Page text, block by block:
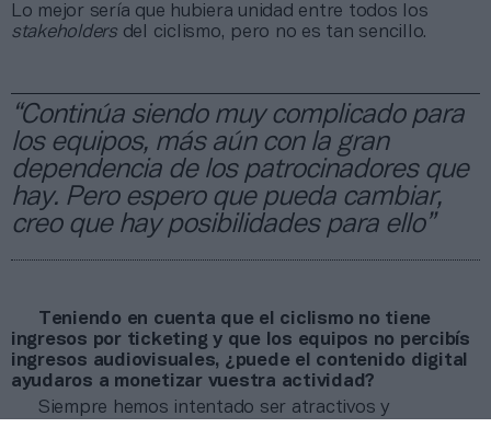
Lo mejor sería que hubiera unidad entre todos los
stakeholdersdel ciclismo, pero no es tan sencillo.
“Continúa siendo muy complicado para
los equipos, más aún con la gran
dependencia de los patrocinadores que
hay. Pero espero que pueda cambiar,
creo que hay posibilidades para ello”
Teniendo en cuenta que el ciclismo no tiene
ingresos por ticketing y que los equipos no percibís
ingresos audiovisuales, ¿puede el contenido digital
ayudaros a monetizar vuestra actividad?
Siempre hemos intentado ser atractivos y